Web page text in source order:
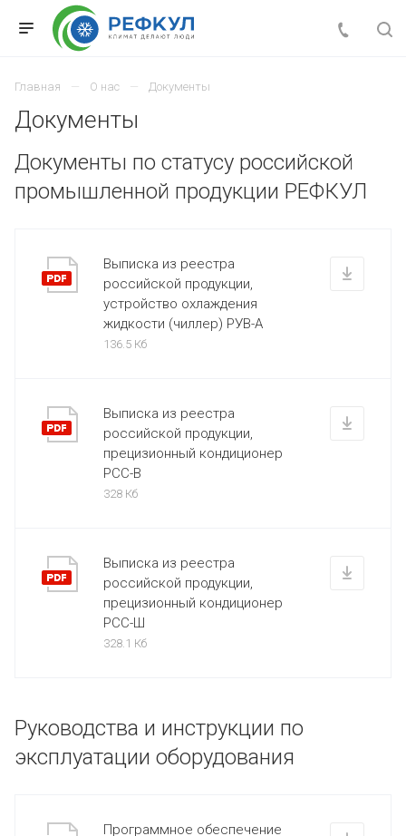
Главная О нас Документы
Документы
Документы по статусу российской
промышленной продукции РЕФКУЛ
Выписка из реестра
российской продукции,
устройство охлаждения
жидкости (чиллер) РУВ-А
136.5 Кб
Выписка из реестра
российской продукции,
прецизионный кондиционер
РСС-В
328 Кб
Выписка из реестра
российской продукции,
прецизионный кондиционер
РСС-Ш
328.1 Кб
Руководства и инструкции по
эксплуатации оборудования
Программное обеспечение